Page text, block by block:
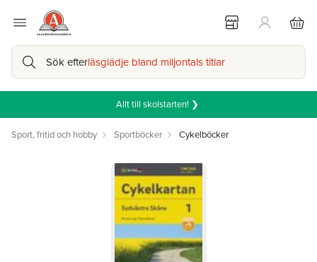
Sök efterläsglädje bland miljontals titlar
Allt till skolstarten! ❯
Sport, fritid och hobby Sportböcker Cykelböcker